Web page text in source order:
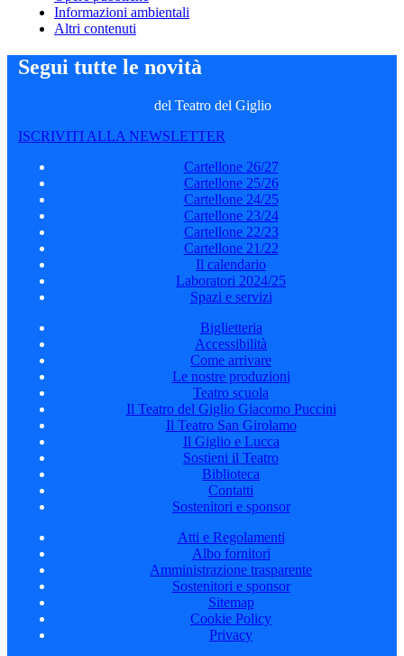
Informazioni ambientali
Altri contenuti
Segui tutte le novità
del Teatro del Giglio
ISCRIVITI ALLA NEWSLETTER
Cartellone 26/27
Cartellone 25/26
Cartellone 24/25
Cartellone 23/24
Cartellone 22/23
Cartellone 21/22
Il calendario
Laboratori 2024/25
Spazi e servizi
Biglietteria
Accessibilità
Come arrivare
Le nostre produzioni
Teatro scuola
Il Teatro del Giglio Giacomo Puccini
Il Teatro San Girolamo
Il Giglio e Lucca
Sostieni il Teatro
Biblioteca
Contatti
Sostenitori e sponsor
Atti e Regolamenti
Albo fornitori
Amministrazione trasparente
Sostenitori e sponsor
Sitemap
Cookie Policy
Privacy